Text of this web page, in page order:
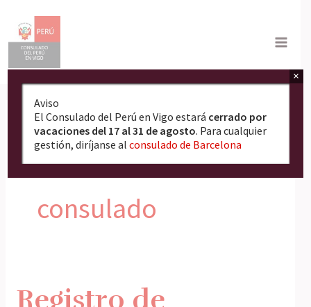
contenido
Actividades del
consulado
Registro de
Registro
Aviso
El Consulado del Perú en Vigo estará cerrado por
vacaciones del 17 al 31 de agosto. Para cualquier
gestión, diríjanse alconsulado de Barcelona
×